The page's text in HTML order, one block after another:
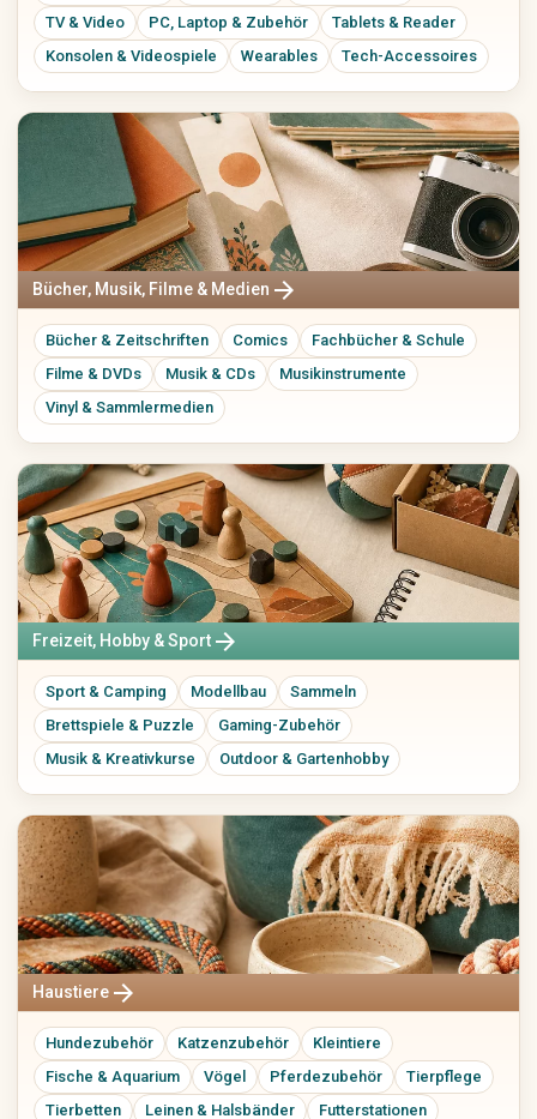
TV & Video
PC, Laptop & Zubehör
Tablets & Reader
Konsolen & Videospiele
Wearables Tech-Accessoires
Bücher, Musik, Filme & Medien arrow_forward
Bücher & Zeitschriften Comics
Fachbücher & Schule
Filme & DVDs
Musik & CDs
Musikinstrumente
Vinyl & Sammlermedien
Freizeit, Hobby & Sport arrow_forward
Sport & Camping Modellbau
Sammeln
Brettspiele & Puzzle
Gaming-Zubehör
Musik & Kreativkurse
Outdoor & Gartenhobby
Haustiere arrow_forward
Hundezubehör Katzenzubehör
Kleintiere
Fische & Aquarium
Vögel Pferdezubehör
Tierpflege
Tierbetten
Leinen & Halsbänder Futterstationen